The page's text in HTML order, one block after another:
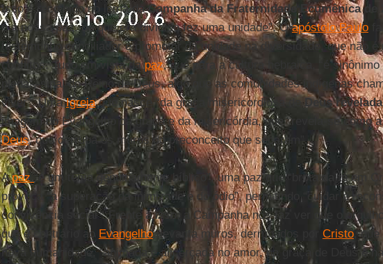
Isso é recolhido no lema daCampanha da Fraternidade Ecumênica de
é a nossa paz: do que era dividido fez uma unidade”. Oapóstolo Paulo
testemunho conciliador e promotor da unidade na diversidade, que não é
conflitos. Tudo em vista dapaz, que para a cultura hebraica, “é sinônimo
plena”, sinal do Reino de Deus, algo que as comunidades indígenas
viver”. UmaIgrejaque nasce “da graça misericordiosa de Deus
imagem do Evangelho da graça e da misericórdia, que “revela-se como
Deus, que derruba os muros do preconceito que separam”.
Apaz“é um tema genuinamente bíblico”, uma paz que “brota da fé em
provoca “a superação da inimizade e do ódio”, permitindo “cuidar e
convivência social”. Frente a isso, a Campanha nos faz ver que o
que é contrário ao Evangelho, levanta muros, derrubados por Cristo, que
nova humanidade, “animada e alicerçada no amor, na graça de Deus e na